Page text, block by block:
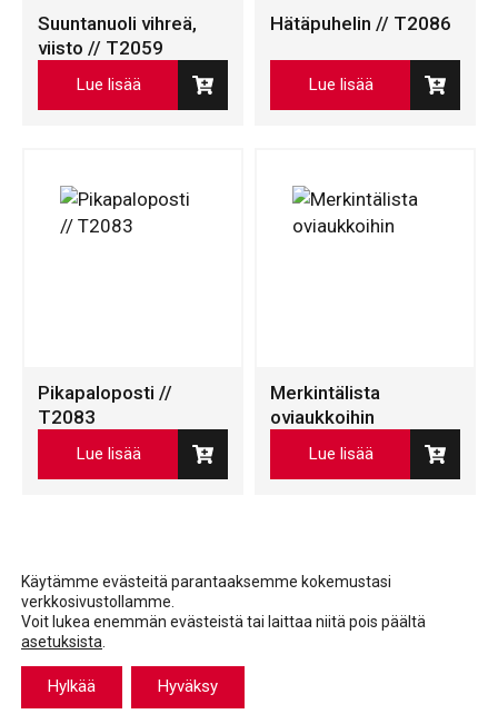
Suuntanuoli vihreä,
viisto // T2059
Lue lisää
Hätäpuhelin // T2086
Lue lisää
Pikapaloposti //
T2083
Lue lisää
Merkintälista
oviaukkoihin
Lue lisää
Käytämme evästeitä parantaaksemme kokemustasi
verkkosivustollamme.
Voit lukea enemmän evästeistä tai laittaa niitä pois päältä
asetuksista
Hyväksy
Hylkää